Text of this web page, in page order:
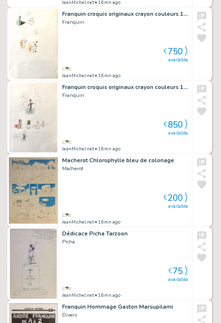
JeanMichel.net• 16mn ago
Franquin croquis originaux crayon couleurs 1988
Franquin
JeanMichel.net• 16mn ago
available
€750
Franquin croquis originaux crayon couleurs 1988
Franquin
JeanMichel.net• 16mn ago
available
€850
Macherot Chlorophylle bleu de coloriage
Macherot
JeanMichel.net• 16mn ago
available
€200
Dédicace Picha Tarzoon
Picha
JeanMichel.net• 16mn ago
available
€75
Franquin Hommage Gaston Marsupilami
Divers